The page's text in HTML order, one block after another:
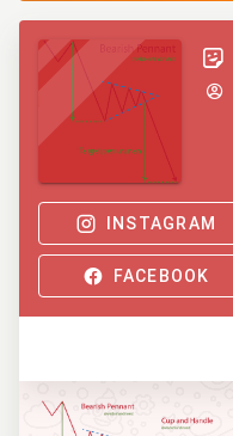
INSTAGRAM
FACEBOOK